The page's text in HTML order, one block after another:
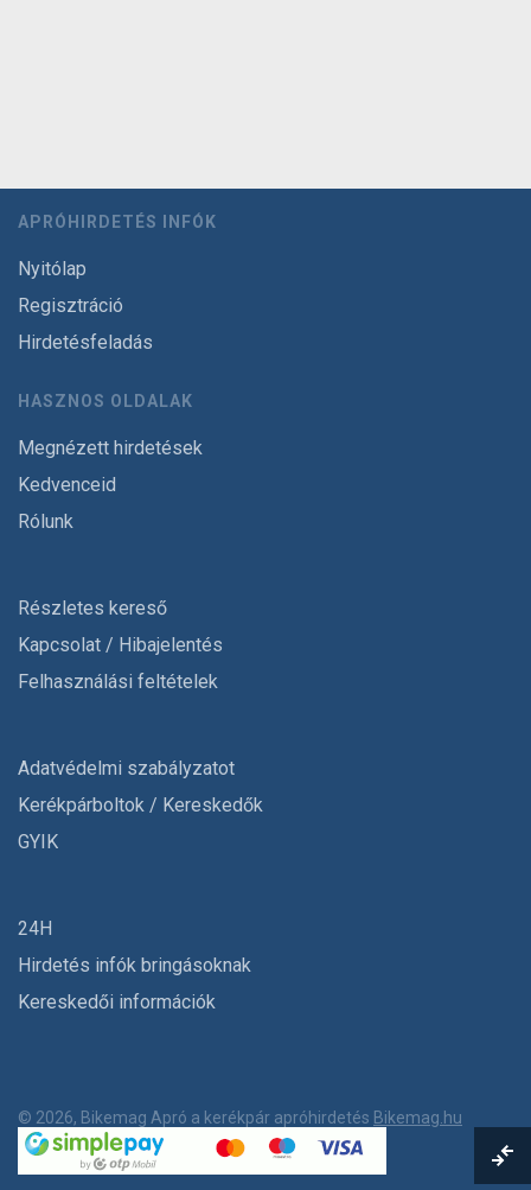
APRÓHIRDETÉS INFÓK
Nyitólap
Regisztráció
Hirdetésfeladás
HASZNOS OLDALAK
Megnézett hirdetések
Kedvenceid
Rólunk
Részletes kereső
Kapcsolat / Hibajelentés
Felhasználási feltételek
Adatvédelmi szabályzatot
Kerékpárboltok / Kereskedők
GYIK
24H
Hirdetés infók bringásoknak
Kereskedői információk
© 2026, Bikemag Apró a kerékpár apróhirdetés Bikemag.hu